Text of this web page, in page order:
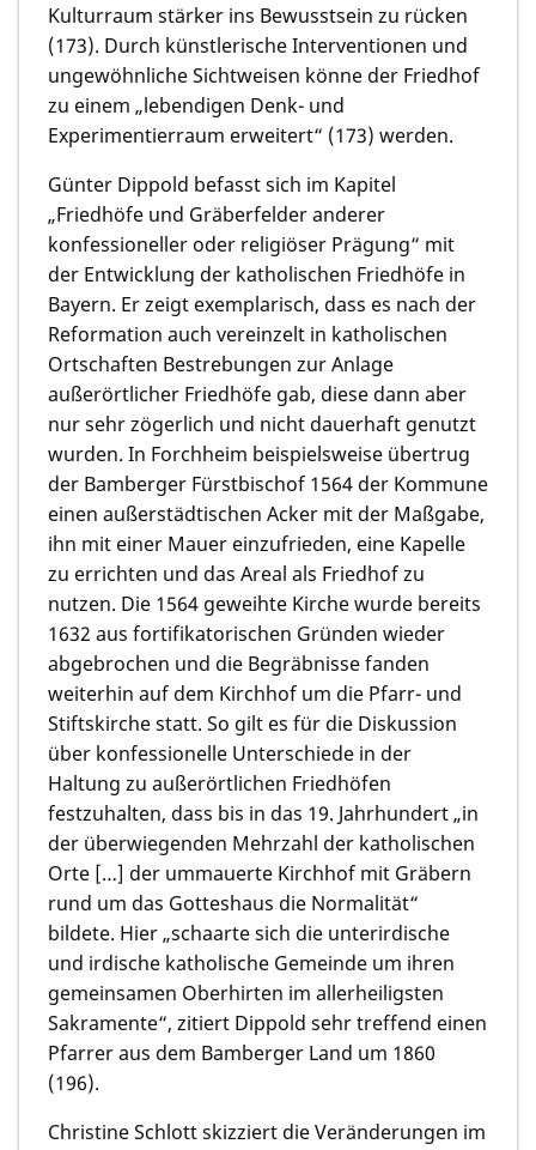
Kulturraum stärker ins Bewusstsein zu rücken
(173). Durch künstlerische Interventionen und
ungewöhnliche Sichtweisen könne der Friedhof
zu einem „lebendigen Denk- und
Experimentierraum erweitert“ (173) werden.
Günter Dippold befasst sich im Kapitel
„Friedhöfe und Gräberfelder anderer
konfessioneller oder religiöser Prägung“ mit
der Entwicklung der katholischen Friedhöfe in
Bayern. Er zeigt exemplarisch, dass es nach der
Reformation auch vereinzelt in katholischen
Ortschaften Bestrebungen zur Anlage
außerörtlicher Friedhöfe gab, diese dann aber
nur sehr zögerlich und nicht dauerhaft genutzt
wurden. In Forchheim beispielsweise übertrug
der Bamberger Fürstbischof 1564 der Kommune
einen außerstädtischen Acker mit der Maßgabe,
ihn mit einer Mauer einzufrieden, eine Kapelle
zu errichten und das Areal als Friedhof zu
nutzen. Die 1564 geweihte Kirche wurde bereits
1632 aus fortifikatorischen Gründen wieder
abgebrochen und die Begräbnisse fanden
weiterhin auf dem Kirchhof um die Pfarr- und
Stiftskirche statt. So gilt es für die Diskussion
über konfessionelle Unterschiede in der
Haltung zu außerörtlichen Friedhöfen
festzuhalten, dass bis in das 19. Jahrhundert „in
der überwiegenden Mehrzahl der katholischen
Orte […] der ummauerte Kirchhof mit Gräbern
rund um das Gotteshaus die Normalität“
bildete. Hier „schaarte sich die unterirdische
und irdische katholische Gemeinde um ihren
gemeinsamen Oberhirten im allerheiligsten
Sakramente“, zitiert Dippold sehr treffend einen
Pfarrer aus dem Bamberger Land um 1860
(196).
Christine Schlott skizziert die Veränderungen im